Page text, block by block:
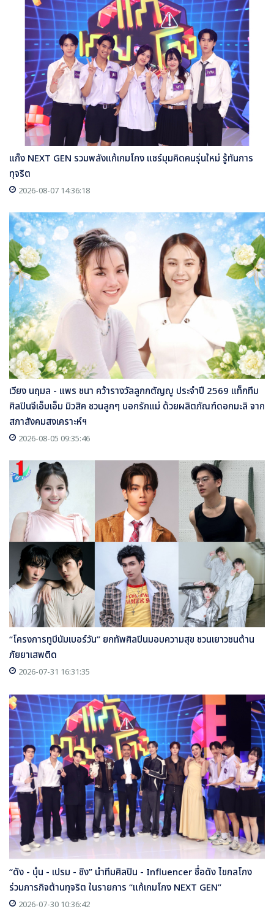
แก๊ง NEXT GEN รวมพลังแก้เกมโกง แชร์มุมคิดคนรุ่นใหม่ รู้ทันการ
ทุจริต
2026-08-07 14:36:18
เวียง นฤมล - แพร ชนา คว้ารางวัลลูกกตัญญู ประจำปี 2569 แท็กทีม
ศิลปินจีเอ็มเอ็ม มิวสิค ชวนลูกๆ บอกรักแม่ ด้วยผลิตภัณฑ์ดอกมะลิ จาก
สภาสังคมสงเคราะห์ฯ
2026-08-05 09:35:46
“โครงการทูบีนัมเบอร์วัน” ยกทัพศิลปินมอบความสุข ชวนเยาวชนต้าน
ภัยยาเสพติด
2026-07-31 16:31:35
“ดัง - บุ๋น - เปรม - ซิง” นำทีมศิลปิน - Influencer ชื่อดัง ไขกลโกง
ร่วมภารกิจต้านทุจริต ในรายการ “แก้เกมโกง NEXT GEN”
2026-07-30 10:36:42